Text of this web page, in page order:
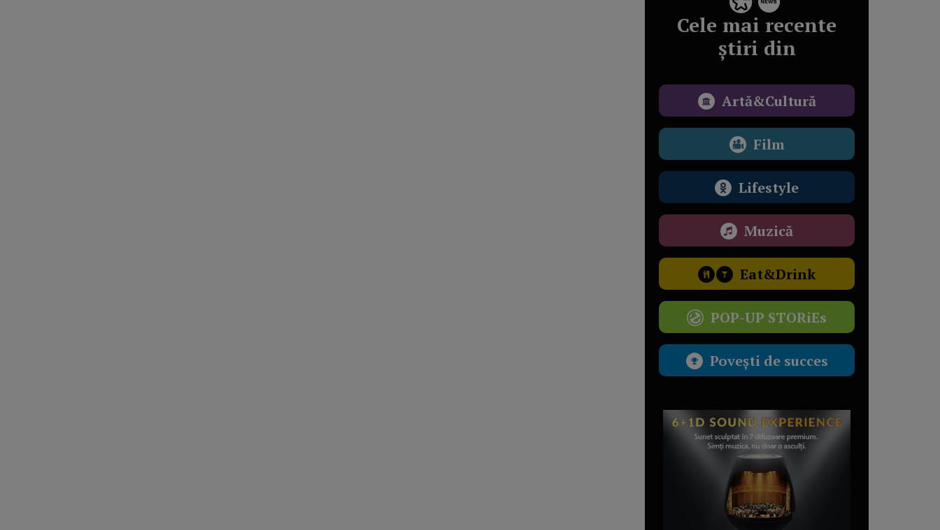
Cele mai recente
știri din
Artă&Cultură
Film
Lifestyle
Muzică
Eat&Drink
POP-UP STORiEs
Povești de succes